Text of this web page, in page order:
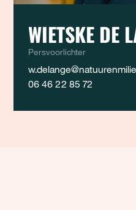
WIETSKE DE
Persvoorlichter
06 46 22 85 72